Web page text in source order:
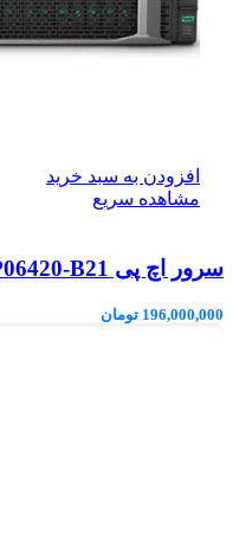
افزودن به سبد خرید
مشاهده سریع
سرور اچ پی DL380 Gen10 P06420-B21
196,000,000 تومان